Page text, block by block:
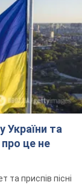
України та
про це не
приспів пісні